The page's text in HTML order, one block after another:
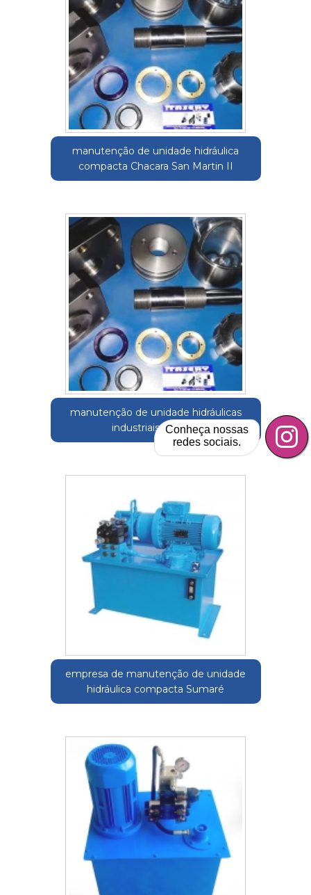
manutenção de unidade hidráulica
compacta Chacara San Martin II
manutenção de unidade hidráulicas
industriais Caierias
empresa de manutenção de unidade
hidráulica compacta Sumaré
Conheça nossas
redes sociais.